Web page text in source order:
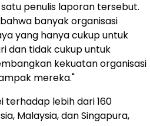
penulis laporan tersebut.
banyak organisasi
yang hanya cukup untuk
dan tidak cukup untuk
kekuatan organisasi
mereka."
terhadap lebih dari 160
Malaysia, dan Singapura,